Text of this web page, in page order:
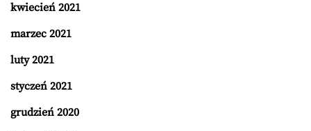
kwiecień 2021
marzec 2021
luty 2021
styczeń 2021
grudzień 2020